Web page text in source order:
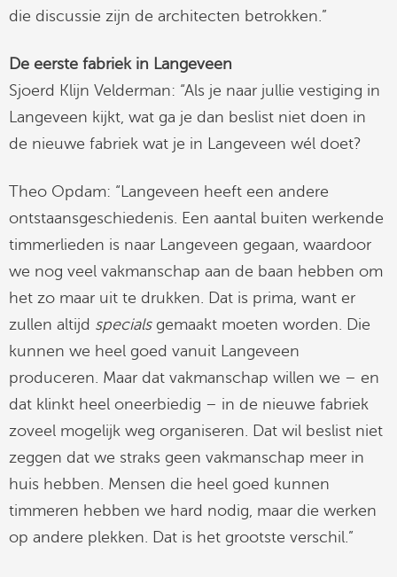
die discussie zijn de architecten betrokken.”
De eerste fabriek in Langeveen
Sjoerd Klijn Velderman: “Als je naar jullie vestiging in
Langeveen kijkt, wat ga je dan beslist niet doen in
de nieuwe fabriek wat je in Langeveen wél doet?
Theo Opdam: “Langeveen heeft een andere
ontstaansgeschiedenis. Een aantal buiten werkende
timmerlieden is naar Langeveen gegaan, waardoor
we nog veel vakmanschap aan de baan hebben om
het zo maar uit te drukken. Dat is prima, want er
zullen altijd specialsgemaakt moeten worden. Die
kunnen we heel goed vanuit Langeveen
produceren. Maar dat vakmanschap willen we – en
dat klinkt heel oneerbiedig – in de nieuwe fabriek
zoveel mogelijk weg organiseren. Dat wil beslist niet
zeggen dat we straks geen vakmanschap meer in
huis hebben. Mensen die heel goed kunnen
timmeren hebben we hard nodig, maar die werken
op andere plekken. Dat is het grootste verschil.”